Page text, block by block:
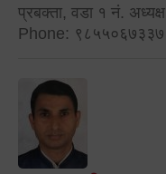
प्रबक्ता, वडा १ नं. अध्यक्ष
Phone: ९८५५०६७३३७